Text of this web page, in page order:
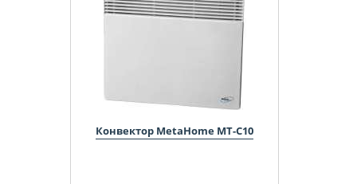
Конвектор MetaHome MT-C10